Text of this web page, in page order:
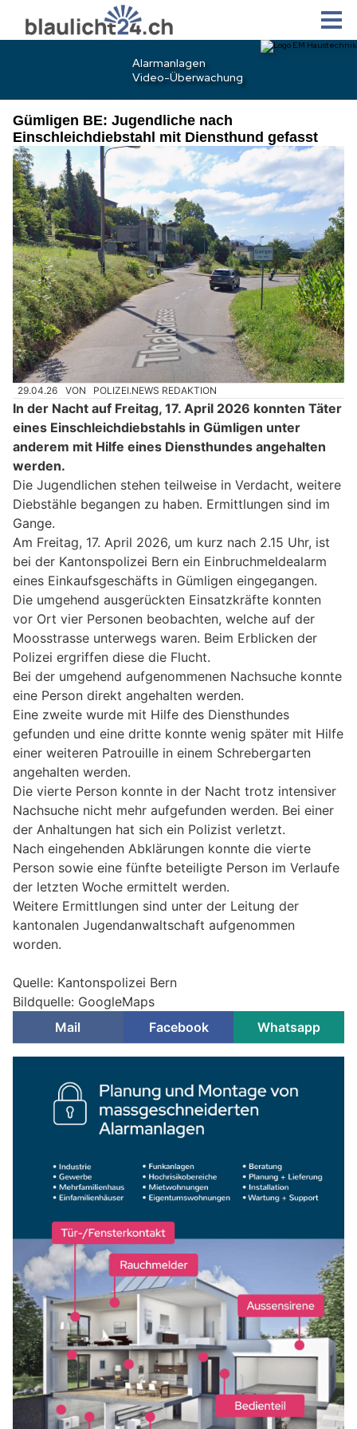
Gümligen BE: Jugendliche nach
Einschleichdiebstahl mit Diensthund gefasst
29.04.26 VON POLIZEI.NEWS REDAKTION
In der Nacht auf Freitag, 17. April 2026 konnten Täter
eines Einschleichdiebstahls in Gümligen unter
anderem mit Hilfe eines Diensthundes angehalten
werden.
Die Jugendlichen stehen teilweise in Verdacht, weitere
Diebstähle begangen zu haben. Ermittlungen sind im
Gange.
Am Freitag, 17. April 2026, um kurz nach 2.15 Uhr, ist
bei der Kantonspolizei Bern ein Einbruchmeldealarm
eines Einkaufsgeschäfts in Gümligen eingegangen.
Die umgehend ausgerückten Einsatzkräfte konnten
vor Ort vier Personen beobachten, welche auf der
Moosstrasse unterwegs waren. Beim Erblicken der
Polizei ergriffen diese die Flucht.
Bei der umgehend aufgenommenen Nachsuche konnte
eine Person direkt angehalten werden.
Eine zweite wurde mit Hilfe des Diensthundes
gefunden und eine dritte konnte wenig später mit Hilfe
einer weiteren Patrouille in einem Schrebergarten
angehalten werden.
Die vierte Person konnte in der Nacht trotz intensiver
Nachsuche nicht mehr aufgefunden werden. Bei einer
der Anhaltungen hat sich ein Polizist verletzt.
Nach eingehenden Abklärungen konnte die vierte
Person sowie eine fünfte beteiligte Person im Verlaufe
der letzten Woche ermittelt werden.
Weitere Ermittlungen sind unter der Leitung der
kantonalen Jugendanwaltschaft aufgenommen
worden.
Quelle: Kantonspolizei Bern
Bildquelle: GoogleMaps
Mail
Facebook Whatsapp